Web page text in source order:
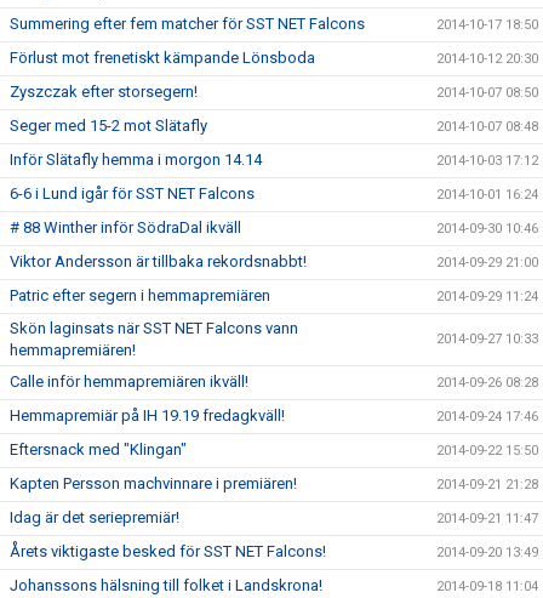
Summering efter fem matcher för SST NET Falcons 2014-10-17 18:50
Förlust mot frenetiskt kämpande Lönsboda 2014-10-12 20:30
Zyszczak efter storsegern! 2014-10-07 08:50
Seger med 15-2 mot Slätafly 2014-10-07 08:48
Inför Slätafly hemma i morgon 14.14 2014-10-03 17:12
6-6 i Lund igår för SST NET Falcons 2014-10-01 16:24
# 88 Winther inför SödraDal ikväll 2014-09-30 10:46
Viktor Andersson är tillbaka rekordsnabbt! 2014-09-29 21:00
Patric efter segern i hemmapremiären 2014-09-29 11:24
Skön laginsats när SST NET Falcons vann
hemmapremiären!
2014-09-27 10:33
Calle inför hemmapremiären ikväll! 2014-09-26 08:28
Hemmapremiär på IH 19.19 fredagkväll! 2014-09-24 17:46
Eftersnack med "Klingan" 2014-09-22 15:50
Kapten Persson machvinnare i premiären! 2014-09-21 21:28
Idag är det seriepremiär! 2014-09-21 11:47
Årets viktigaste besked för SST NET Falcons! 2014-09-20 13:49
Johanssons hälsning till folket i Landskrona! 2014-09-18 11:04